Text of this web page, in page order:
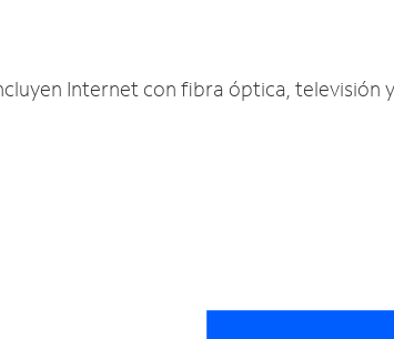
Internet con fibra óptica, televisión